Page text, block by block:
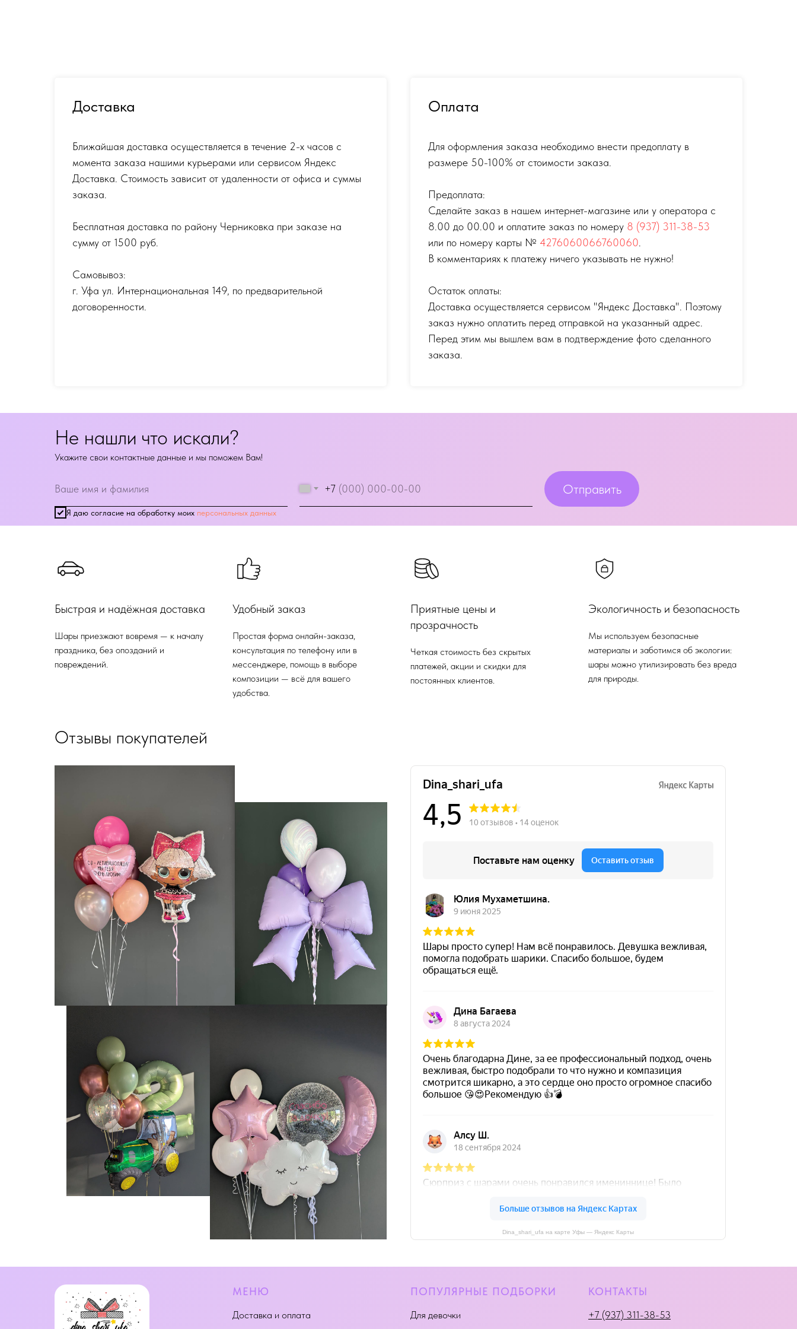
Доставка
Ближайшая доставка осуществляется в течение 2-х часов с
момента заказа нашими курьерами или сервисом Яндекс
Доставка. Стоимость зависит от удаленности от офиса и суммы
заказа.
Бесплатная доставка по району Черниковка при заказе на
сумму от 1500 руб.
Самовывоз:
г. Уфа ул. Интернациональная 149, по предварительной
договоренности.
Оплата
Для оформления заказа необходимо внести предоплату в
размере 50-100% от стоимости заказа.
Предоплата:
Сделайте заказ в нашем интернет-магазине или у оператора с
8.00 до 00.00 и оплатите заказ по номеру 8 (937) 311-38-53
или по номеру карты № 4276060066760060
В комментариях к платежу ничего указывать не нужно!
Остаток оплаты:
Доставка осуществляется сервисом "Яндекс Доставка". Поэтому
заказ нужно оплатить перед отправкой на указанный адрес.
Перед этим мы вышлем вам в подтверждение фото сделанного
заказа.
+7
Я даю согласие на обработку моих персональных данных
Отправить
Не нашли что искали?
Укажите свои контактные данные и мы поможем Вам!
Быстрая и надёжная доставка
Шары приезжают вовремя — к началу
праздника, без опозданий и
повреждений.
Удобный заказ
Простая форма онлайн-заказа,
консультация по телефону или в
мессенджере, помощь в выборе
композиции — всё для вашего
удобства.
Приятные цены и
прозрачность
Четкая стоимость без скрытых
платежей, акции и скидки для
постоянных клиентов.
Экологичность и безопасность
Мы используем безопасные
материалы и заботимся об экологии:
шары можно утилизировать без вреда
для природы.
Отзывы покупателей
Dina_shari_ufa на карте Уфы — Яндекс Карты
МЕНЮ
Доставка и оплата
ПОПУЛЯРНЫЕ ПОДБОРКИ
Для девочки
КОНТАКТЫ
+7 (937) 311-38-53